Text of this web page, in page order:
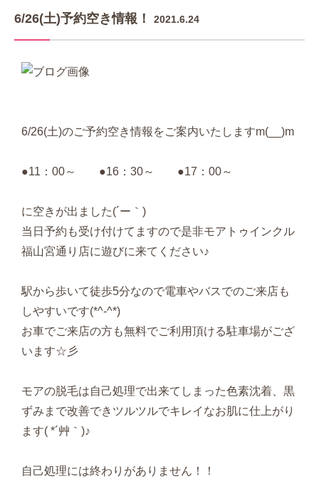
6/26(土)予約空き情報！ 2021.6.24
6/26(土)のご予約空き情報をご案内いたしますm(__)m
●11：00～ ●16：30～ ●17：00～
に空きが出ました(´ー｀)
当日予約も受け付けてますので是非モアトゥインクル
福山宮通り店に遊びに来てください♪
駅から歩いて徒歩5分なので電車やバスでのご来店も
しやすいです(*^-^*)
お車でご来店の方も無料でご利用頂ける駐車場がござ
います☆彡
モアの脱毛は自己処理で出来てしまった色素沈着、黒
ずみまで改善できツルツルでキレイなお肌に仕上がり
ます( *´艸｀)♪
自己処理には終わりがありません！！